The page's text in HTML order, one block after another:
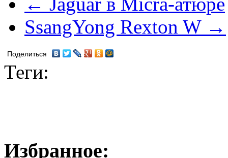
SsangYong Rexton W →
Поделиться
Теги:
Избранное: